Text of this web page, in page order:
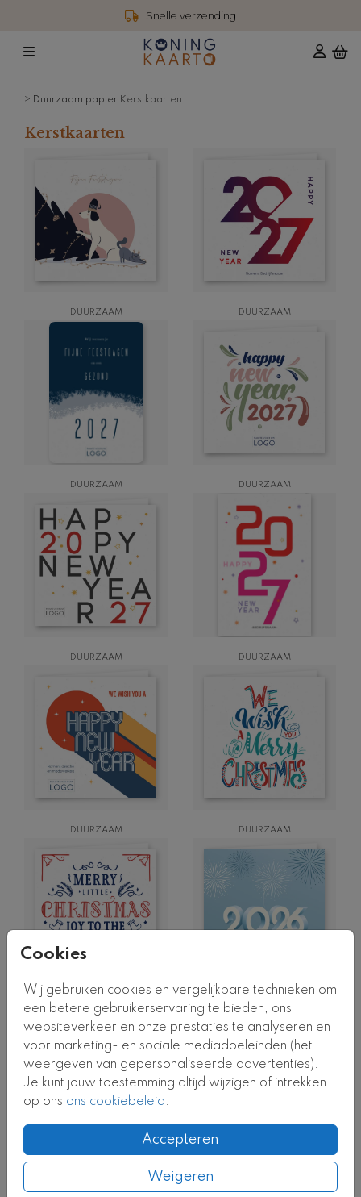
4,6 / 5 reviews
Cookies
Wij gebruiken cookies en vergelijkbare technieken om
een betere gebruikerservaring te bieden, ons
websiteverkeer en onze prestaties te analyseren en
voor marketing- en sociale mediadoeleinden (het
weergeven van gepersonaliseerde advertenties).
Je kunt jouw toestemming altijd wijzigen of intrekken
op ons ons cookiebeleid.
Accepteren
Weigeren
> Duurzaam papier Kerstkaarten
Kerstkaarten
DUURZAAM DUURZAAM
DUURZAAM DUURZAAM
DUURZAAM DUURZAAM
DUURZAAM DUURZAAM
DUURZAAM DUURZAAM